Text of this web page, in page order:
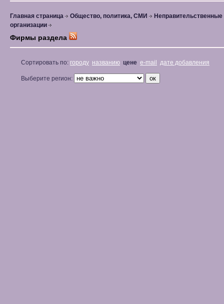
Главная страница Общество, политика, СМИ
Неправительственные
организации
Фирмы раздела
Сортировать по: городу названию цене e-mail дате добавления
Выберите регион: